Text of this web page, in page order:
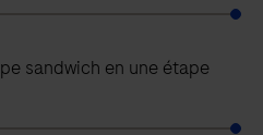
sandwich en une étape